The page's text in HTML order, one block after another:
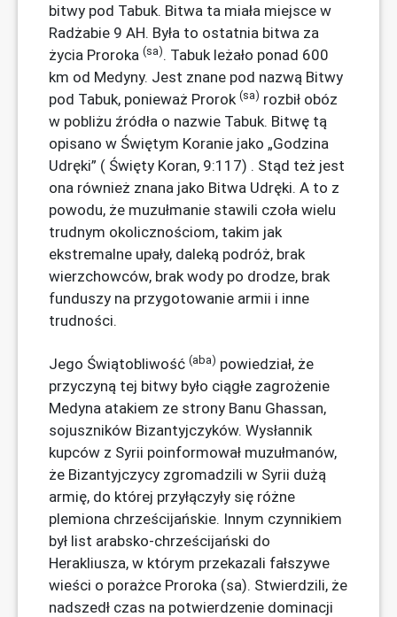
bitwy pod Tabuk. Bitwa ta miała miejsce w
Radżabie 9 AH. Była to ostatnia bitwa za
życia Proroka (sa). Tabuk leżało ponad 600
km od Medyny. Jest znane pod nazwą Bitwy
pod Tabuk, ponieważ Prorok (sa) rozbił obóz
w pobliżu źródła o nazwie Tabuk. Bitwę tą
opisano w Świętym Koranie jako „Godzina
Udręki” ( Święty Koran, 9:117) . Stąd też jest
ona również znana jako Bitwa Udręki. A to z
powodu, że muzułmanie stawili czoła wielu
trudnym okolicznościom, takim jak
ekstremalne upały, daleką podróż, brak
wierzchowców, brak wody po drodze, brak
funduszy na przygotowanie armii i inne
trudności.
Jego Świątobliwość (aba) powiedział, że
przyczyną tej bitwy było ciągłe zagrożenie
Medyna atakiem ze strony Banu Ghassan,
sojuszników Bizantyjczyków. Wysłannik
kupców z Syrii poinformował muzułmanów,
że Bizantyjczycy zgromadzili w Syrii dużą
armię, do której przyłączyły się różne
plemiona chrześcijańskie. Innym czynnikiem
był list arabsko-chrześcijański do
Herakliusza, w którym przekazali fałszywe
wieści o porażce Proroka (sa). Stwierdzili, że
nadszedł czas na potwierdzenie dominacji